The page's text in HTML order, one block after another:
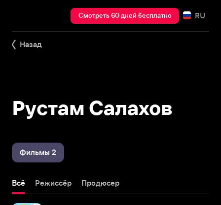
Смотреть 60 дней бесплатно RU
Назад
Рустам Салахов
Фильмы 2
Всё Режиссёр Продюсер